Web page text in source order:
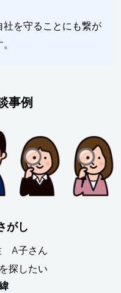
を守ることにも繋が
事例
がし
A子さん
探したい